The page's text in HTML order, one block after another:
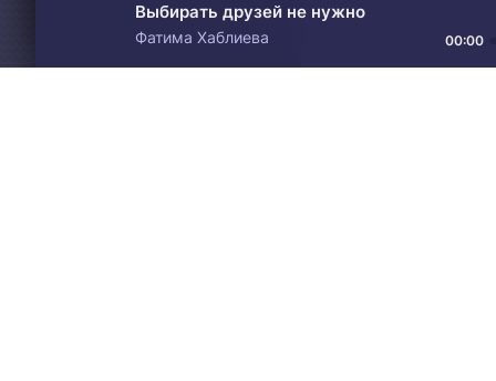
Выбирать друзей не нужно
Фатима Хаблиева
00:00